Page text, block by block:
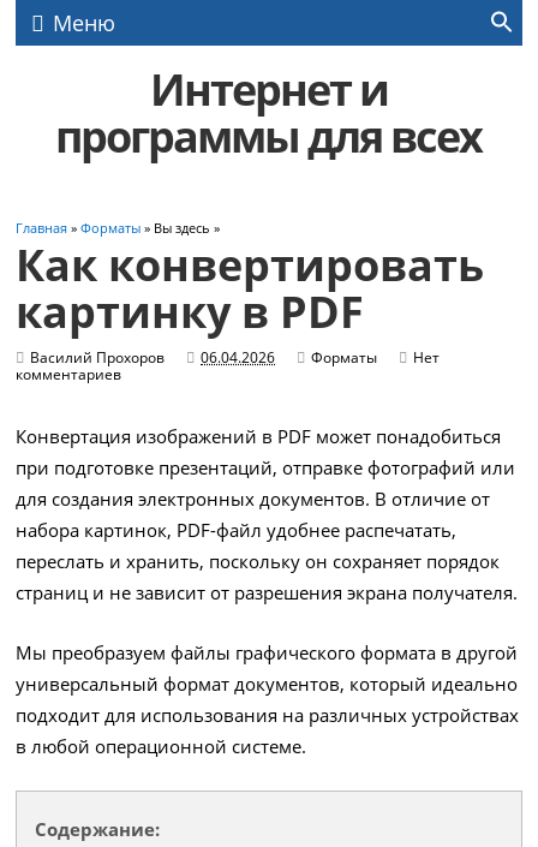
Меню
Интернет и
программы для всех
Главная »Форматы » Вы здесь »
Как конвертировать
картинку в PDF
Василий Прохоров 06.04.2026 Форматы
Нет
комментариев
Конвертация изображений в PDF может понадобиться
при подготовке презентаций, отправке фотографий или
для создания электронных документов. В отличие от
набора картинок, PDF-файл удобнее распечатать,
переслать и хранить, поскольку он сохраняет порядок
страниц и не зависит от разрешения экрана получателя.
Мы преобразуем файлы графического формата в другой
универсальный формат документов, который идеально
подходит для использования на различных устройствах
в любой операционной системе.
Содержание: